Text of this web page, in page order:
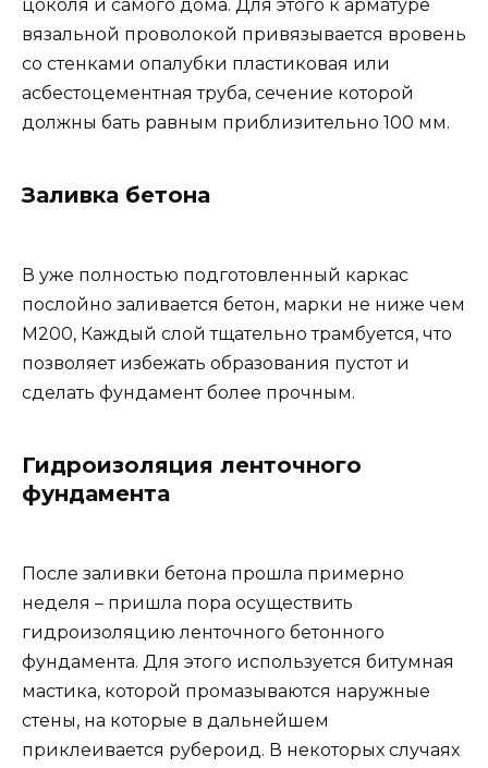
цоколя и самого дома. Для этого к арматуре
вязальной проволокой привязывается вровень
со стенками опалубки пластиковая или
асбестоцементная труба, сечение которой
должны бать равным приблизительно 100 мм.
Заливка бетона
В уже полностью подготовленный каркас
послойно заливается бетон, марки не ниже чем
М200, Каждый слой тщательно трамбуется, что
позволяет избежать образования пустот и
сделать фундамент более прочным.
Гидроизоляция ленточного
фундамента
После заливки бетона прошла примерно
неделя – пришла пора осуществить
гидроизоляцию ленточного бетонного
фундамента. Для этого используется битумная
мастика, которой промазываются наружные
стены, на которые в дальнейшем
приклеивается рубероид. В некоторых случаях